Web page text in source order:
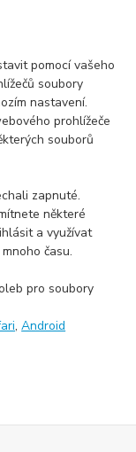
pomocí vašeho
soubory
nastavení.
prohlížeče
souborů
zapnuté.
některé
a využívat
času.
pro soubory
,Android